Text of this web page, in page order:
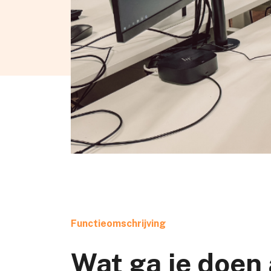
Functieomschrijving
Wat ga je doen